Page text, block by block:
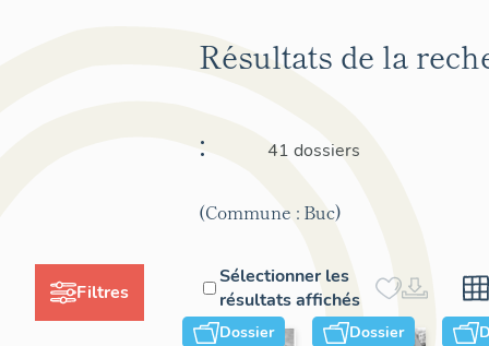
Filtres
Résultats de la
:
41 dossiers
(Commune : Buc)
Sélectionner les
résultats affichés
Dossier Dossier